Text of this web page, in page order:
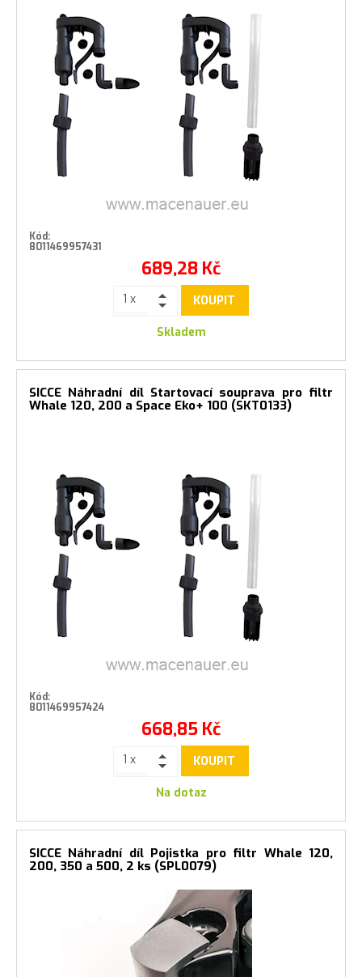
Kód:
8011469957431
689,28 Kč
KOUPIT
Skladem
SICCE Náhradní díl Startovací souprava pro filtr
Whale 120, 200 a Space Eko+ 100 (SKT0133)
Kód:
8011469957424
668,85 Kč
KOUPIT
Na dotaz
SICCE Náhradní díl Pojistka pro filtr Whale 120,
200, 350 a 500, 2 ks (SPL0079)